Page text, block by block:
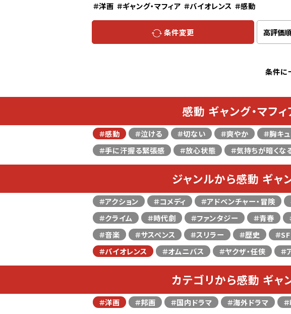
＃洋画 ＃ギャング・マフィア ＃バイオレンス ＃感動
条件変更
条件に
感動 ギャング・マフ
＃感動 ＃泣ける ＃切ない ＃爽やか ＃胸キ
＃手に汗握る緊張感
＃放心状態 ＃気持ちが暗くな
ジャンルから感動 ギャ
＃アクション ＃コメディ ＃アドベンチャー・冒険
＃クライム
＃時代劇 ＃ファンタジー ＃青春
＃音楽
＃サスペンス ＃スリラー ＃歴史 ＃SF
＃バイオレンス
＃オムニバス ＃ヤクザ・任侠 ＃
カテゴリから感動 ギャ
＃洋画 ＃邦画 ＃国内ドラマ ＃海外ドラマ